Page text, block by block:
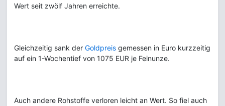
Wert seit zwölf Jahren erreichte.
Gleichzeitig sank der Goldpreis gemessen in Euro kurzzeitig
auf ein 1-Wochentief von 1075 EUR je Feinunze.
Auch andere Rohstoffe verloren leicht an Wert. So fiel auch